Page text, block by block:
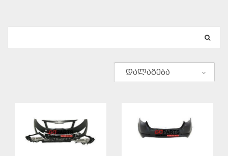
ᲫᲔᲑᲜᲐ
დალაგება